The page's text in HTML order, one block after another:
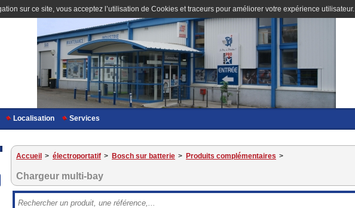
sur ce site, vous acceptez l’utilisation de Cookies et traceurs pour améliorer votre expérience utilisateur.
Localisation Services
Accueil > électroportatif > Bosch sur batterie > Produits complémentaires >
Chargeur multi-bay